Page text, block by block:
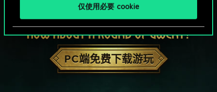
仅使用必要 cookie
HOW ABOUT A ROUND OF GWENT?
PC端免费下载游玩